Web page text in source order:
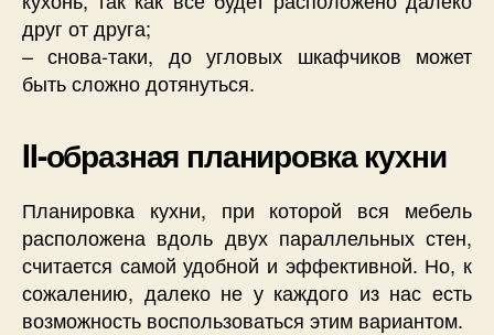
друг от друга;
– снова-таки, до угловых шкафчиков может
быть сложно дотянуться.
II-образная планировка кухни
Планировка кухни, при которой вся мебель
расположена вдоль двух параллельных стен,
считается самой удобной и эффективной. Но, к
сожалению, далеко не у каждого из нас есть
возможность воспользоваться этим вариантом.